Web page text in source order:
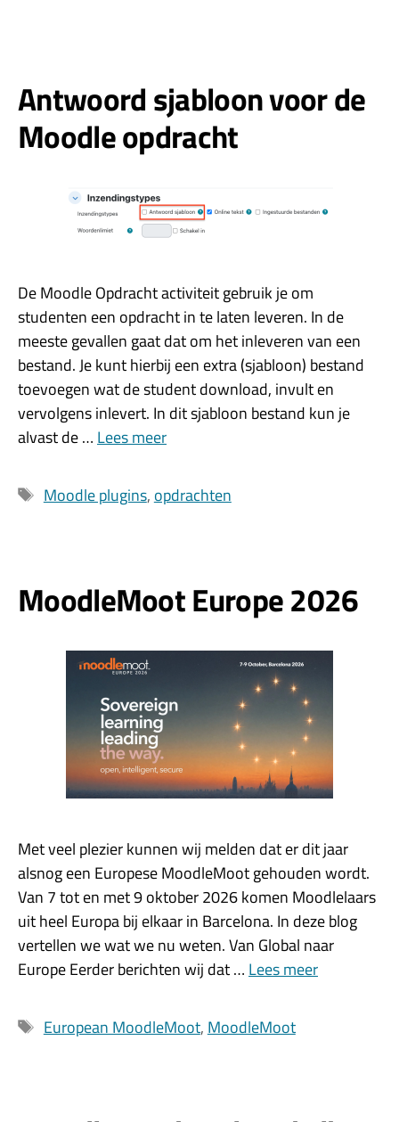
Antwoord sjabloon voor de
Moodle opdracht
De Moodle Opdracht activiteit gebruik je om
studenten een opdracht in te laten leveren. In de
meeste gevallen gaat dat om het inleveren van een
bestand. Je kunt hierbij een extra (sjabloon) bestand
toevoegen wat de student download, invult en
vervolgens inlevert. In dit sjabloon bestand kun je
alvast de … Lees meer
Tags
Moodle plugins, opdrachten
MoodleMoot Europe 2026
Met veel plezier kunnen wij melden dat er dit jaar
alsnog een Europese MoodleMoot gehouden wordt.
Van 7 tot en met 9 oktober 2026 komen Moodlelaars
uit heel Europa bij elkaar in Barcelona. In deze blog
vertellen we wat we nu weten. Van Global naar
Europe Eerder berichten wij dat … Lees meer
Tags
European MoodleMoot, MoodleMoot